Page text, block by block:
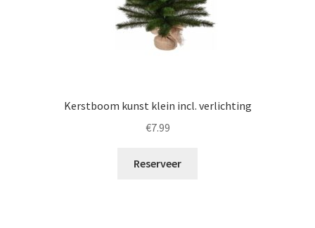
Kerstboom kunst klein incl. verlichting
€7.99
Reserveer